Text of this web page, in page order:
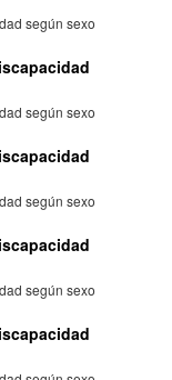
según sexo
según sexo
según sexo
según sexo